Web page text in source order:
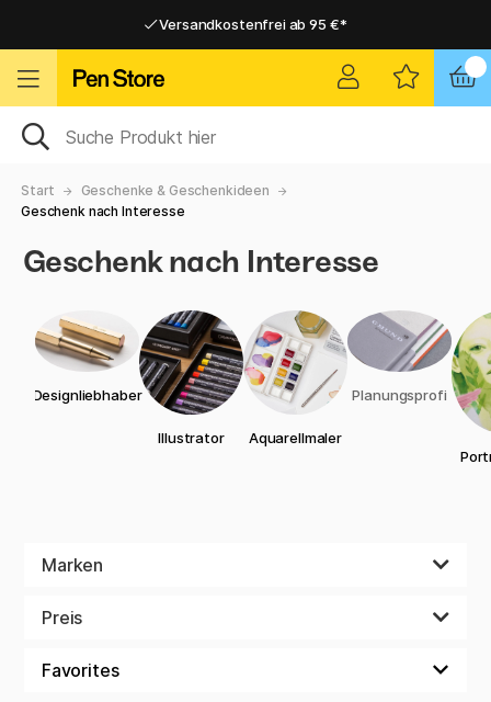
Versandkostenfrei ab 95 €*
Versandkostenfrei ab 95 €*
Start
Geschenke & Geschenkideen
Geschenk nach Interesse
Geschenk nach Interesse
Designliebhaber
Illustrator Aquarellmaler
Planungsprofi
Marken
Preis